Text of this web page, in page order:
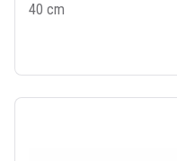
40 cm